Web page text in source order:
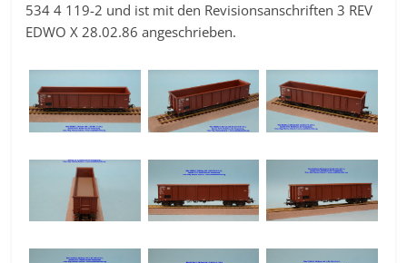
534 4 119-2 und ist mit den Revisionsanschriften 3 REV
EDWO X 28.02.86 angeschrieben.